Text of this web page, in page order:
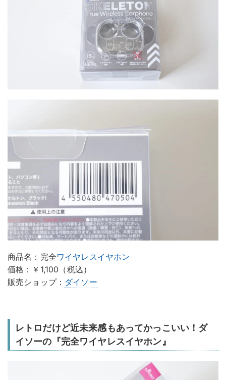
商品名：完全ワイヤレスイヤホン
価格：￥1,100（税込）
販売ショップ： ダイソー
レトロだけど近未来感もあってかっこいい！ダ
イソーの『完全ワイヤレスイヤホン』